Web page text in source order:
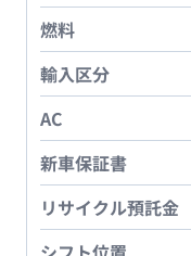
燃料
輸入区分
AC
新車保証書
リサイクル預託金